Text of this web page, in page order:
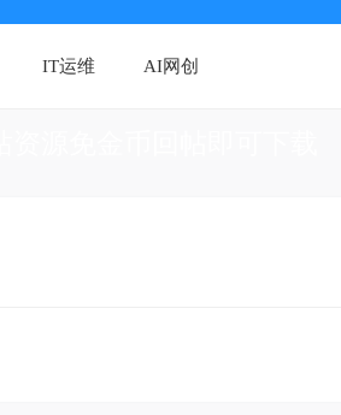
IT运维 AI网创